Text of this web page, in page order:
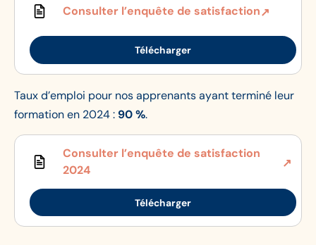
Consulter l’enquête de satisfaction
Télécharger
Taux d’emploi pour nos apprenants ayant terminé leur
formation en 2024 : 90 %.
Consulter l’enquête de satisfaction
2024
Télécharger